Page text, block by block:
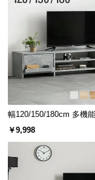
商
配
送
に
い
て
素材感あふれ
シンプルなデザ
合いが感じられ
幅120/150/180cm 多機
ード 木目/石目調 オープ
￥9,998